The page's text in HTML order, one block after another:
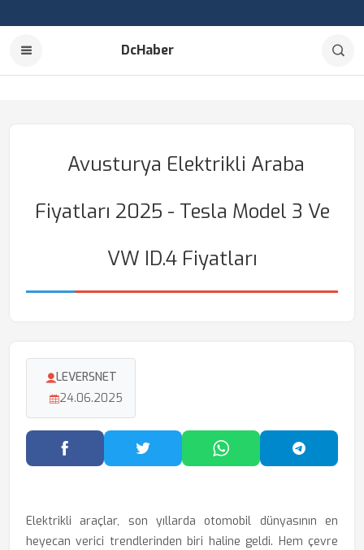
DcHaber
Avusturya Elektrikli Araba
Fiyatları 2025 - Tesla Model 3 Ve
VW ID.4 Fiyatları
LEVERSNET
24.06.2025
Facebook'ta PaylaşTwitter'da PaylaşWhatsApp'ta Paylaş
Elektrikli araçlar, son yıllarda otomobil dünyasının en
heyecan verici trendlerinden biri haline geldi. Hem çevre